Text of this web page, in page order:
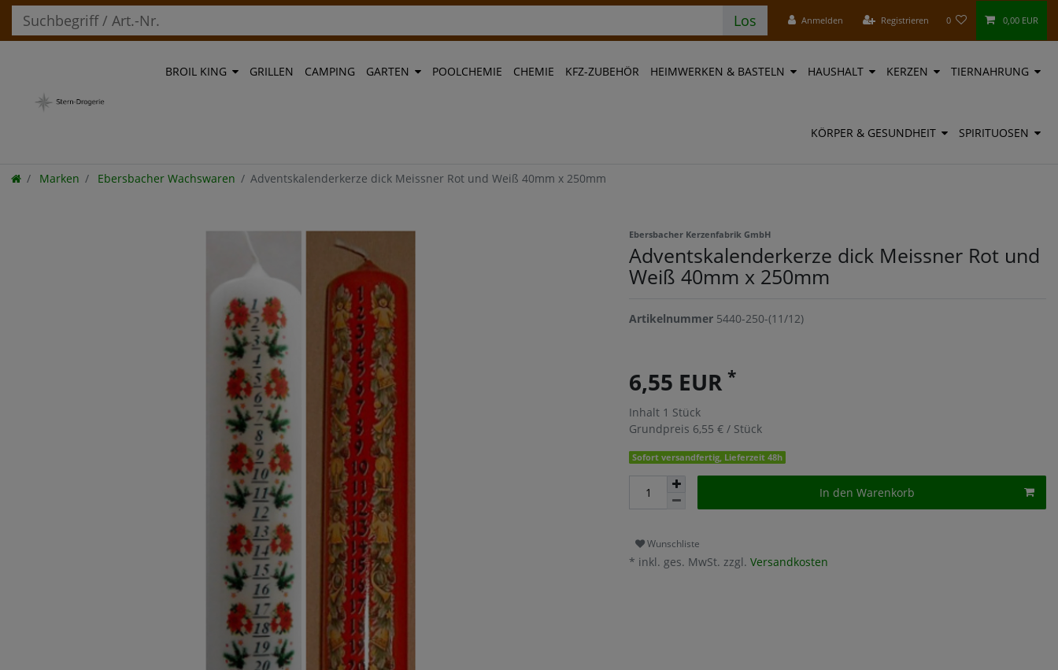
Los Anmelden Registrieren 0 0,00 EUR
BROIL KING GRILLEN CAMPING GARTEN POOLCHEMIE CHEMIE KFZ-ZUBEHÖR HEIMWERKEN & BASTELN HAUSHALT KERZEN TIERNAHRUNG
KÖRPER & GESUNDHEIT SPIRITUOSEN
Marken Ebersbacher Wachswaren Adventskalenderkerze dick Meissner Rot und Weiß 40mm x 250mm
Ebersbacher Kerzenfabrik GmbH
Adventskalenderkerze dick Meissner Rot und
Weiß 40mm x 250mm
Artikelnummer 5440-250-(11/12)
6,55 EUR *
Inhalt 1 Stück
Grundpreis 6,55 € / Stück
Sofort versandfertig, Lieferzeit 48h
In den Warenkorb
Wunschliste
* inkl. ges. MwSt. zzgl. Versandkosten